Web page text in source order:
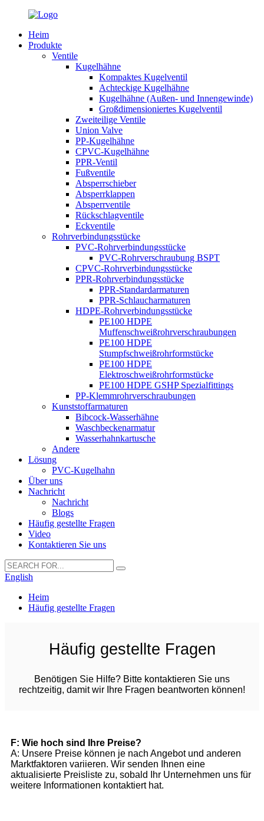
Heim
Produkte
Ventile
Kugelhähne
Kompaktes Kugelventil
Achteckige Kugelhähne
Kugelhähne (Außen- und Innengewinde)
Großdimensioniertes Kugelventil
Zweiteilige Ventile
Union Valve
PP-Kugelhähne
CPVC-Kugelhähne
PPR-Ventil
Fußventile
Absperrschieber
Absperrklappen
Absperrventile
Rückschlagventile
Eckventile
Rohrverbindungsstücke
PVC-Rohrverbindungsstücke
PVC-Rohrverschraubung BSPT
CPVC-Rohrverbindungsstücke
PPR-Rohrverbindungsstücke
PPR-Standardarmaturen
PPR-Schlaucharmaturen
HDPE-Rohrverbindungsstücke
PE100 HDPE
Muffenschweißrohrverschraubungen
PE100 HDPE
Stumpfschweißrohrformstücke
PE100 HDPE
Elektroschweißrohrformstücke
PE100 HDPE GSHP Spezialfittings
PP-Klemmrohrverschraubungen
Kunststoffarmaturen
Bibcock-Wasserhähne
Waschbeckenarmatur
Wasserhahnkartusche
Andere
Lösung
PVC-Kugelhahn
Über uns
Nachricht
Nachricht
Blogs
Häufig gestellte Fragen
Video
Kontaktieren Sie uns
English
Heim
Häufig gestellte Fragen
Häufig gestellte Fragen
Benötigen Sie Hilfe? Bitte kontaktieren Sie uns
rechtzeitig, damit wir Ihre Fragen beantworten können!
F: Wie hoch sind Ihre Preise?
A: Unsere Preise können je nach Angebot und anderen
Marktfaktoren variieren. Wir senden Ihnen eine
aktualisierte Preisliste zu, sobald Ihr Unternehmen uns für
weitere Informationen kontaktiert hat.